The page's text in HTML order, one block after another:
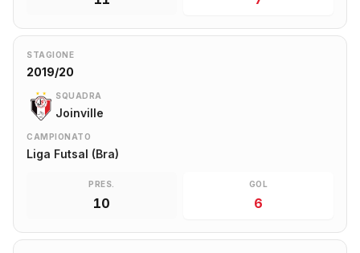
STAGIONE
2019/20
SQUADRA
Joinville
CAMPIONATO
Liga Futsal (Bra)
PRES.
10
GOL
6